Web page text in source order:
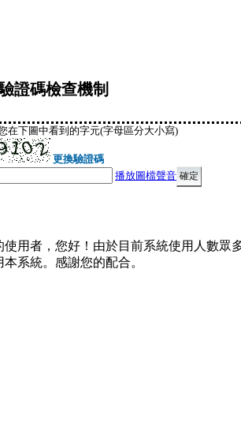
證碼檢查機制
在下圖中看到的字元(字母區分大小寫)
更換驗證碼
播放圖檔聲音
使用者，您好！由於目前系統使用人數眾
本系統。感謝您的配合。